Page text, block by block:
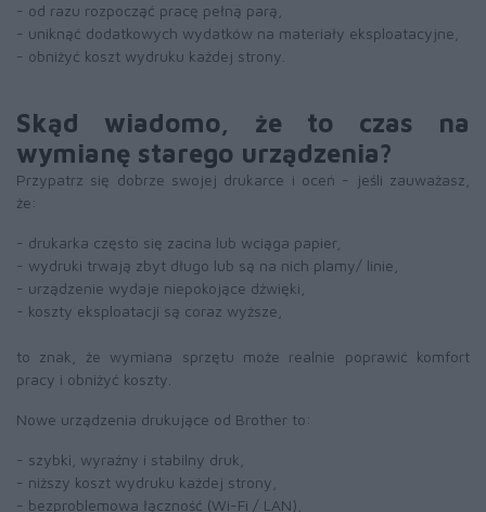
- od razu rozpocząć pracę pełną parą,
- uniknąć dodatkowych wydatków na materiały eksploatacyjne,
- obniżyć koszt wydruku każdej strony.
Skąd wiadomo, że to czas na
wymianę starego urządzenia?
Przypatrz się dobrze swojej drukarce i oceń - jeśli zauważasz,
że:
- drukarka często się zacina lub wciąga papier,
- wydruki trwają zbyt długo lub są na nich plamy/ linie,
- urządzenie wydaje niepokojące dźwięki,
- koszty eksploatacji są coraz wyższe,
to znak, że wymiana sprzętu może realnie poprawić komfort
pracy i obniżyć koszty.
Nowe urządzenia drukujące od Brother to:
- szybki, wyraźny i stabilny druk,
- niższy koszt wydruku każdej strony,
- bezproblemowa łączność (Wi-Fi / LAN),